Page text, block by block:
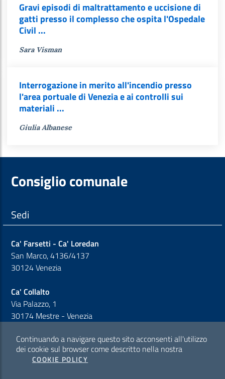
Gravi episodi di maltrattamento e uccisione di
gatti presso il complesso che ospita l'Ospedale
Civil ...
Sara Visman
Interrogazione in merito all'incendio presso
l'area portuale di Venezia e ai controlli sui
materiali ...
Giulia Albanese
Consiglio comunale
Sedi
Ca' Farsetti - Ca' Loredan
San Marco, 4136/4137
30124 Venezia
Ca' Collalto
Via Palazzo, 1
30174 Mestre - Venezia
Sezione Link Policy
Cookie policy
Continuando a navigare questo sito acconsenti all'utilizzo
dei cookie sul browser come descritto nella nostra
COOKIE POLICY